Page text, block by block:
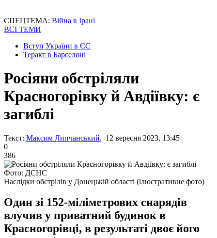
СПЕЦТЕМА: Війна в Ірані
ВСІ ТЕМИ
Вступ України в ЄС
Теракт в Барселоні
Росіяни обстріляли
Красногорівку й Авдіївку: є
загиблі
Текст: Максим Липчанський, 12 вересня 2023, 13:45
0
386
Фото: ДСНС
Наслідки обстрілів у Донецькій області (ілюстративне фото)
Один зі 152-міліметрових снарядів
влучив у приватний будинок в
Красногорівці, в результаті двоє його